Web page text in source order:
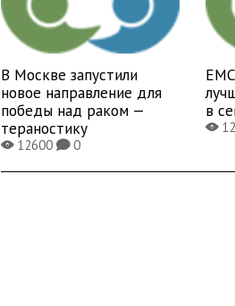
В Москве запустили
новое направление для
победы над раком —
тераностику
X12600K0
в
X